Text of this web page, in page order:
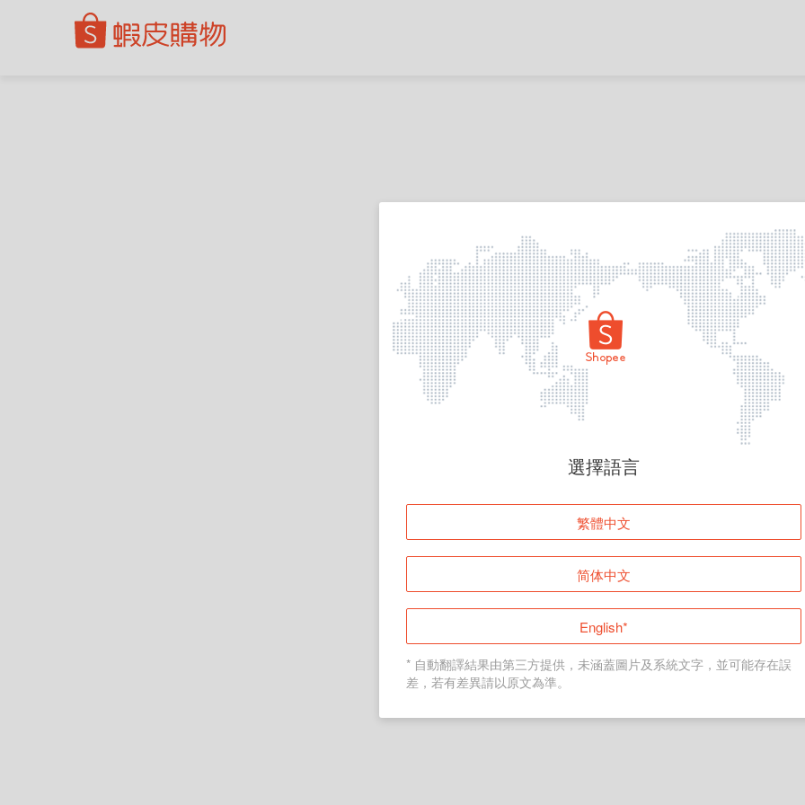
頁面無法顯示
登入
返回首頁
選擇語言
繁體中文
简体中文
English*
* 自動翻譯結果由第三方提供，未涵蓋圖片及系統文字，並可能存在誤
差，若有差異請以原文為準。